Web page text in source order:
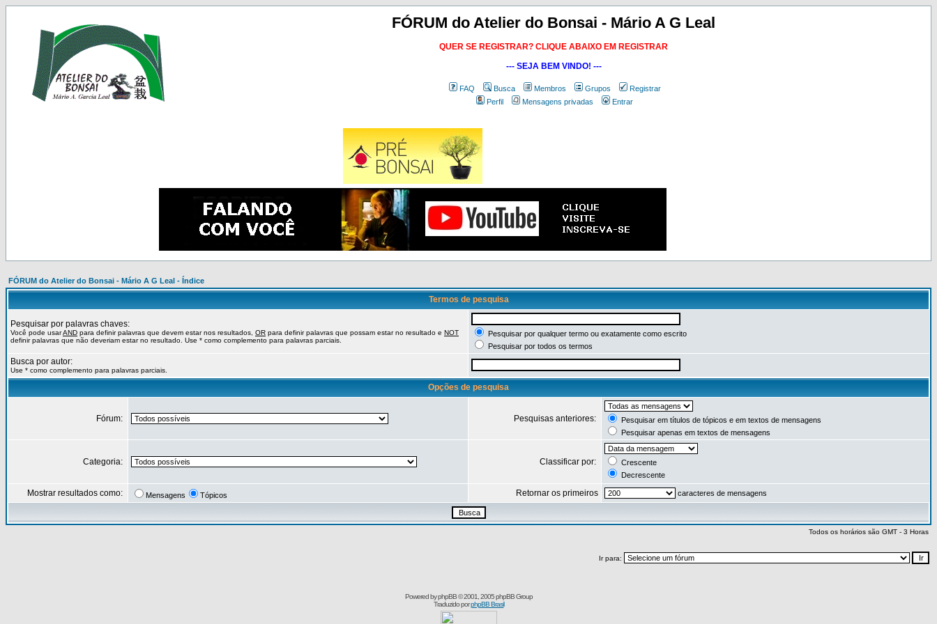
FÓRUM do Atelier do Bonsai - Mário A G Leal
QUER SE REGISTRAR? CLIQUE ABAIXO EM REGISTRAR
--- SEJA BEM VINDO! ---
FAQ Busca Membros Grupos
Registrar
Perfil
Mensagens privadas Entrar
FÓRUM do Atelier do Bonsai - Mário A G Leal - Índice
Termos de pesquisa
Pesquisar por palavras chaves:
Você pode usarAND para definir palavras que devem estar nos resultados, OR para definir palavras que possam estar no resultado e NOT
definir palavras que não deveriam estar no resultado. Use * como complemento para palavras parciais.
Pesquisar por qualquer termo ou exatamente como escrito
Pesquisar por todos os termos
Busca por autor:
Use * como complemento para palavras parciais.
Opções de pesquisa
Fórum: Pesquisas anteriores:
Pesquisar em títulos de tópicos e em textos de mensagens
Pesquisar apenas em textos de mensagens
Categoria: Classificar por:
Crescente
Decrescente
Mostrar resultados como: Mensagens Tópicos Retornar os primeiros caracteres de mensagens
Todos os horários são GMT - 3 Horas
Ir para:
Powered byphpBB© 2001, 2005 phpBB Group
Traduzido porphpBB Brasil